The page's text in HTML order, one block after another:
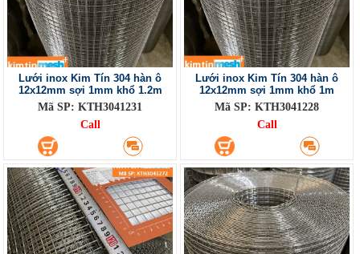
Lưới inox Kim Tín 304 hàn ô
12x12mm sợi 1mm khổ 1.2m
Mã SP: KTH3041231
Call
Lưới inox Kim Tín 304 hàn ô
12x12mm sợi 1mm khổ 1m
Mã SP: KTH3041228
Call